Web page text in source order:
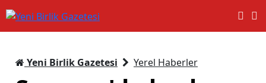
Yeni Birlik Gazetesi Yerel Haberler